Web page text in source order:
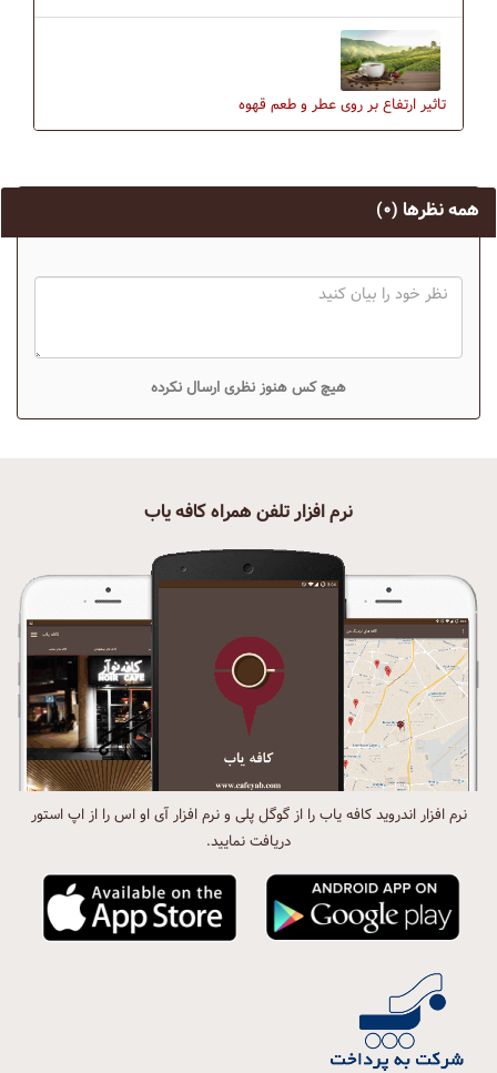
تاثیر ارتفاع بر روی عطر و طعم قهوه
همه نظرها (۰)
هیچ کس هنوز نظری ارسال نکرده
نرم افزار تلفن همراه کافه یاب
نرم افزار اندروید کافه یاب را از گوگل پلی و نرم افزار آی او اس را از اپ استور
دریافت نمایید.